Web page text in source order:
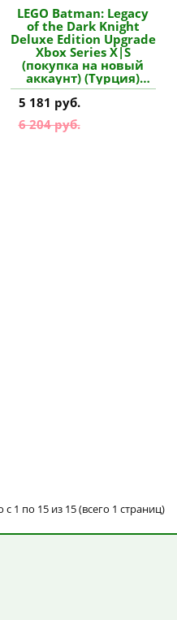
LEGO Batman: Legacy
of the Dark Knight
Deluxe Edition Upgrade
Xbox Series X|S
(покупка на новый
аккаунт) (Турция)
купить дополнение
5 181 руб.
6 204 руб.
с 1 по 15 из 15 (всего 1 страниц)